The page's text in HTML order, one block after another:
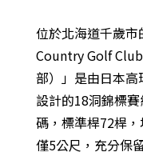
位於北海道千歲
Country Golf
部）」是由日本
設計的18洞錦標賽
碼，標準桿72桿
僅5公尺，充分保